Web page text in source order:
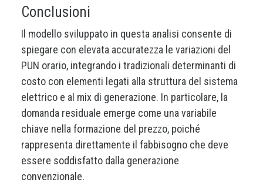
Conclusioni
Il modello sviluppato in questa analisi consente di
spiegare con elevata accuratezza le variazioni del
PUN orario, integrando i tradizionali determinanti di
costo con elementi legati alla struttura del sistema
elettrico e al mix di generazione. In particolare, la
domanda residuale emerge come una variabile
chiave nella formazione del prezzo, poiché
rappresenta direttamente il fabbisogno che deve
essere soddisfatto dalla generazione
convenzionale.